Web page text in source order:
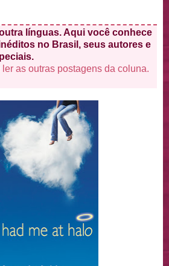
línguas. Aqui você conhece
no Brasil, seus autores e
as outras postagens da coluna.